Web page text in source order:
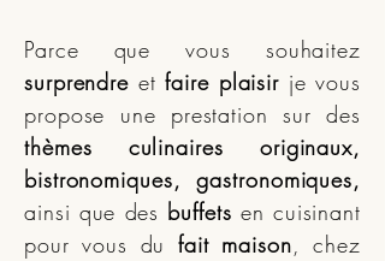
Parce que vous souhaitez
surprendre etfaire plaisir je vous
propose une prestation sur des
thèmes culinaires originaux,
bistronomiques, gastronomiques,
ainsi que des buffets en cuisinant
pour vous dufait maison, chez